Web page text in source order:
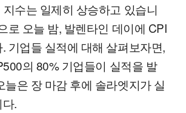
수는 일제히 상승하고 있습니
로 오늘 밤, 발렌타인 데이에 CPI
기업들 실적에 대해 살펴보자면,
의 80% 기업들이 실적을 발
늘은 장 마감 후에 솔라엣지가 실
.